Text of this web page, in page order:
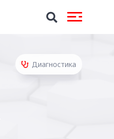
Диагностика